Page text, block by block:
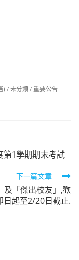
) /未分類/重要公告
第1學期期末考試
下一篇文章
及「傑出校友」,歡
日起至2/20日截止.